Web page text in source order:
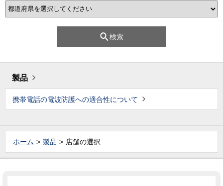
検索
製品
携帯電話の電波防護への適合性について
ホーム 製品 店舗の選択